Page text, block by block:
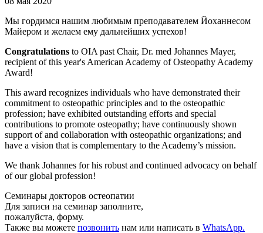
Мы гордимся нашим любимым преподавателем Йоханнесом
Майером и желаем ему дальнейших успехов!
Congratulations to OIA past Chair, Dr. med Johannes Mayer,
recipient of this year's American Academy of Osteopathy Academy
Award!
This award recognizes individuals who have demonstrated their
commitment to osteopathic principles and to the osteopathic
profession; have exhibited outstanding efforts and special
contributions to promote osteopathy; have continuously shown
support of and collaboration with osteopathic organizations; and
have a vision that is complementary to the Academy’s mission.
We thank Johannes for his robust and continued advocacy on behalf
of our global profession!
Семинары докторов остеопатии
Для записи на семинар заполните,
пожалуйста, форму.
Также вы можете позвонить нам или написать в WhatsApp.